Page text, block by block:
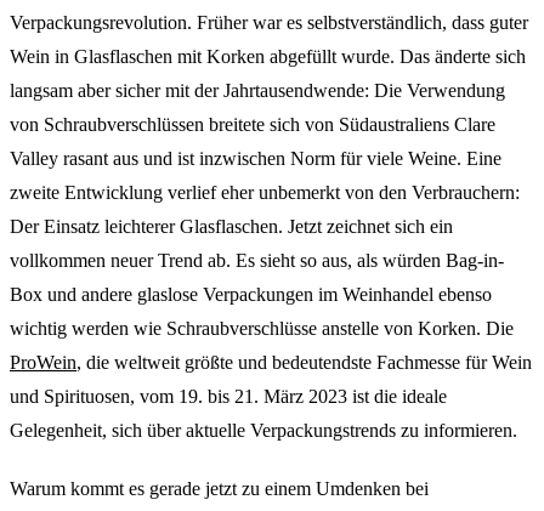
Verpackungsrevolution. Früher war es selbstverständlich, dass guter
Wein in Glasflaschen mit Korken abgefüllt wurde. Das änderte sich
langsam aber sicher mit der Jahrtausendwende: Die Verwendung
von Schraubverschlüssen breitete sich von Südaustraliens Clare
Valley rasant aus und ist inzwischen Norm für viele Weine. Eine
zweite Entwicklung verlief eher unbemerkt von den Verbrauchern:
Der Einsatz leichterer Glasflaschen. Jetzt zeichnet sich ein
vollkommen neuer Trend ab. Es sieht so aus, als würden Bag-in-
Box und andere glaslose Verpackungen im Weinhandel ebenso
wichtig werden wie Schraubverschlüsse anstelle von Korken. Die
ProWein, die weltweit größte und bedeutendste Fachmesse für Wein
und Spirituosen, vom 19. bis 21. März 2023 ist die ideale
Gelegenheit, sich über aktuelle Verpackungstrends zu informieren.
Warum kommt es gerade jetzt zu einem Umdenken bei